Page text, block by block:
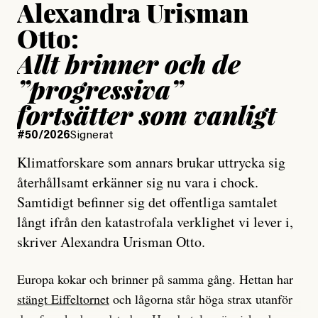
Alexandra Urisman
Otto:
Allt brinner och de
”progressiva”
fortsätter som vanligt
#50/2026Signerat
Klimatforskare som annars brukar uttrycka sig
återhållsamt erkänner sig nu vara i chock.
Samtidigt befinner sig det offentliga samtalet
långt ifrån den katastrofala verklighet vi lever i,
skriver Alexandra Urisman Otto.
Europa kokar och brinner på samma gång. Hettan har
stängt Eiffeltornet och lågorna står höga strax utanför